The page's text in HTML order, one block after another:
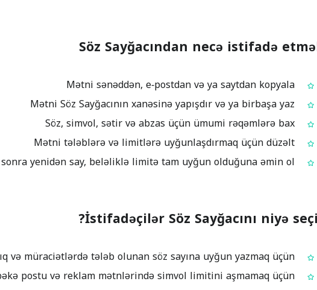
Söz Sayğacından necə istifadə
Mətni sənəddən, e‑postdan və ya saytdan kopyala
Söz, simvol, sətir və abzas üçün ümumi rəqəmlərə bax
Mətni tələblərə və limitlərə uyğunlaşdırmaq üçün düzəlt
İstifadəçilər Söz Sayğacını niyə
Esse, tapşırıq və müraciətlərdə tələb olunan söz sayına uyğun yazmaq üçün
Sosial şəbəkə postu və reklam mətnlərində simvol limitini aşmamaq üçün